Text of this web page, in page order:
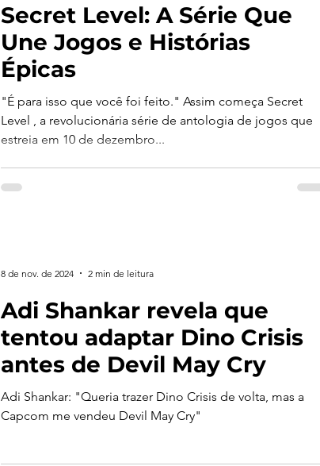
Secret Level: A Série Que
Une Jogos e Histórias
Épicas
"É para isso que você foi feito." Assim começa Secret
Level , a revolucionária série de antologia de jogos que
estreia em 10 de dezembro...
Adi Shankar revela que
tentou adaptar Dino Crisis
antes de Devil May Cry
Adi Shankar: "Queria trazer Dino Crisis de volta, mas a
Capcom me vendeu Devil May Cry"
8 de nov. de 2024 2 min de leitura